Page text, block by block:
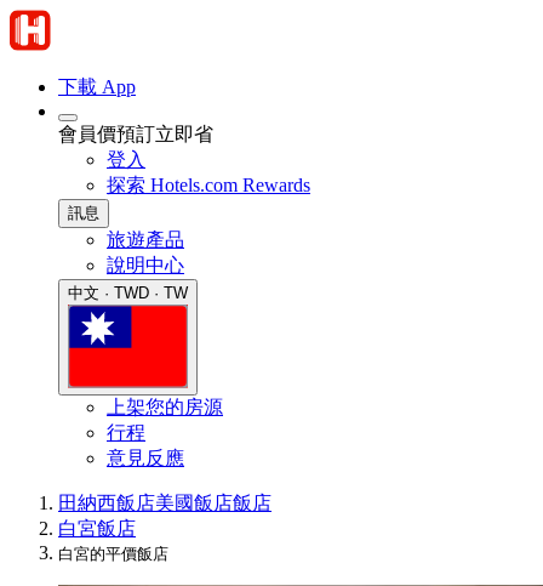
下載 App
會員價預訂立即省
登入
探索 Hotels.com Rewards
訊息
旅遊產品
說明中心
中文 · TWD · TW
上架您的房源
行程
意見反應
田納西飯店美國飯店飯店
白宮飯店
白宮的平價飯店